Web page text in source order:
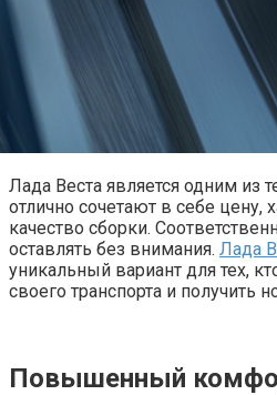
Лада Веста является одним из
отлично сочетают в себе цену,
качество сборки.
оставлять без внимания. Лада
уникальный вариант для тех,
своего транспорта и получить
Повышенный